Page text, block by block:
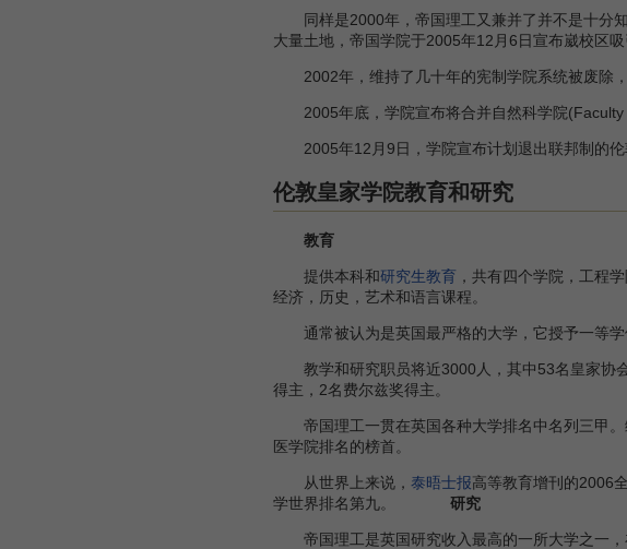
同样是2000年，帝国理工又兼并了并不是十分知
大量土地，帝国学院于2005年12月6日宣布崴校区
2002年，维持了几十年的宪制学院系统被废除，
2005年底，学院宣布将合并自然科学院(Faculty
2005年12月9日，学院宣布计划退出联邦制的伦
伦敦皇家学院教育和研究
教育
提供本科和研究生教育 ，共有四个学院，工程
经济，历史，艺术和语言课程。
通常被认为是英国最严格的大学，它授予一等学
教学和研究职员将近3000人，其中53名皇家协
得主，2名费尔兹奖得主。
帝国理工一贯在英国各种大学排名中名列三甲。
医学院排名的榜首。
从世界上来说， 泰晤士报高等教育增刊的2006
学世界排名第九。 研究
帝国理工是英国研究收入最高的一所大学之一，